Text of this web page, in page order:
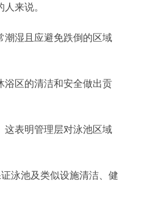
来说。
潮湿且应避免跌倒的区域
浴区的清洁和安全做出贡
这表明管理层对泳池区域
泳池及类似设施清洁、健